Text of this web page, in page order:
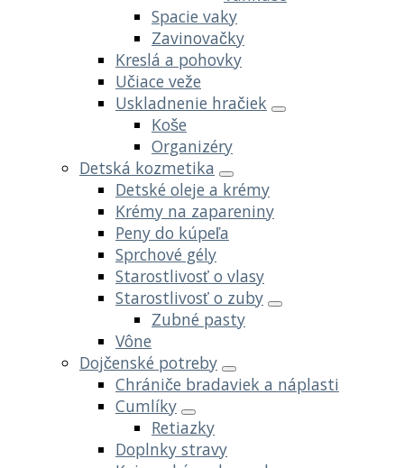
Spacie vaky
Zavinovačky
Kreslá a pohovky
Učiace veže
Uskladnenie hračiek
Koše
Organizéry
Detská kozmetika
Detské oleje a krémy
Krémy na zapareniny
Peny do kúpeľa
Sprchové gély
Starostlivosť o vlasy
Starostlivosť o zuby
Zubné pasty
Vône
Dojčenské potreby
Chrániče bradaviek a náplasti
Cumlíky
Retiazky
Doplnky stravy